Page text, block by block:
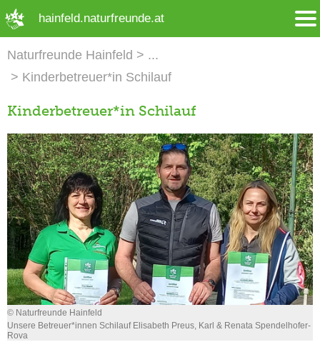
hainfeld.naturfreunde.at
Naturfreunde Hainfeld
Kinderbetreuer*in Schilauf
Kinderbetreuer*in Schilauf
© Naturfreunde Hainfeld
Unsere Betreuer*innen Schilauf Elisabeth Preus, Karl & Renata Spendelhofer-
Rova